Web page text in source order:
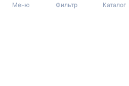
Меню Фильтр Каталог